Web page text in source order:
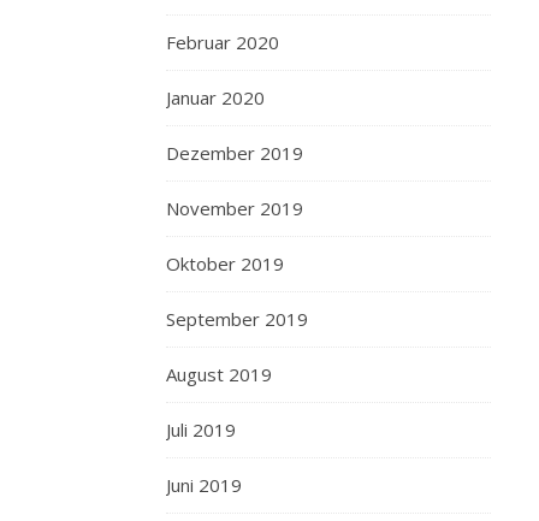
Februar 2020
Januar 2020
Dezember 2019
November 2019
Oktober 2019
September 2019
August 2019
Juli 2019
Juni 2019